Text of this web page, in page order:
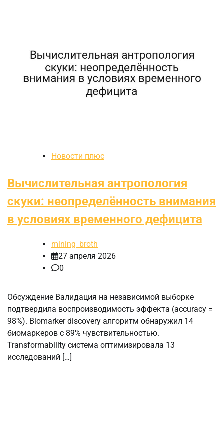
Новости плюс
Вычислительная антропология
скуки: неопределённость внимания
в условиях временного дефицита
mining_broth
27 апреля 2026
0
Обсуждение Валидация на независимой выборке
подтвердила воспроизводимость эффекта (accuracy =
98%). Biomarker discovery алгоритм обнаружил 14
биомаркеров с 89% чувствительностью.
Transformability система оптимизировала 13
исследований […]